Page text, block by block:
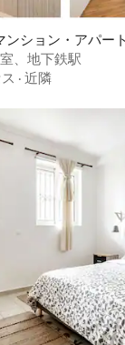
ンション・アパート
、地下鉄駅
· 近隣